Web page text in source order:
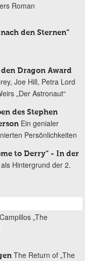
Roman
den Sternen“
Dragon Award
Joe Hill, Petra Lord
„Der Astronaut“
des Stephen
Ein genialer
Persönlichkeiten
to Derry“ - In der
Hintergrund der 2.
„The
The Return of „The